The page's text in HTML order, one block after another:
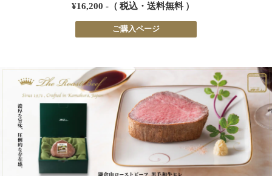
¥16,200 -（ 税込・送料無料 ）
ご購入ページ